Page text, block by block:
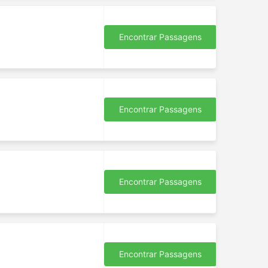
Encontrar Passagens
Encontrar Passagens
Encontrar Passagens
Encontrar Passagens